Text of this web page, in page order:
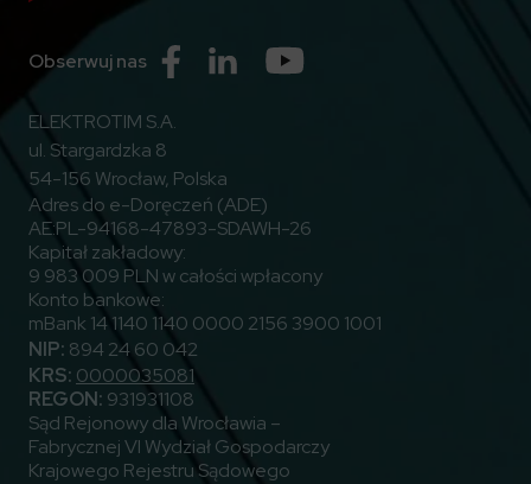
Obserwuj nas Przejdź do Facebook
Przejdź do Linkedin
ELEKTROTIM S.A.
ul. Stargardzka 8
54-156 Wrocław, Polska
Adres do e-Doręczeń (ADE)
AE:PL-94168-47893-SDAWH-26
Kapitał zakładowy:
9 983 009 PLN w całości wpłacony
Konto bankowe:
mBank 14 1140 1140 0000 2156 3900 1001
NIP: 894 24 60 042
KRS: 0000035081
REGON: 931931108
Sąd Rejonowy dla Wrocławia –
Fabrycznej VI Wydział Gospodarczy
Krajowego Rejestru Sądowego